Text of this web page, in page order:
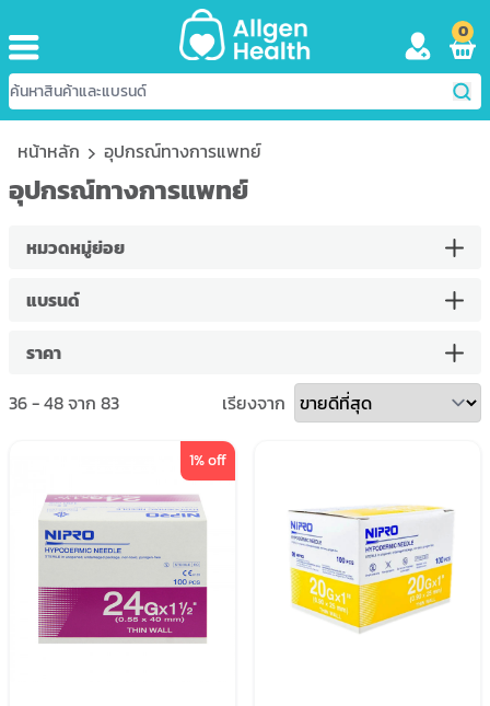
0
หน้าหลัก อุปกรณ์ทางการแพทย์
อุปกรณ์ทางการแพทย์
หมวดหมู่ย่อย
แบรนด์
ราคา
36-48จาก 83 เรียงจาก
1% off